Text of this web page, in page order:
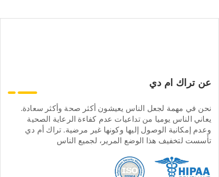
عن تراك ام دي
نحن في مهمة لجعل الناس يعيشون أكثر صحة وأكثر سعادة.
يعاني الناس يوميا من تداعيات عدم كفاءة الرعاية الصحية
وعدم إمكانية الوصول إليها وكونها غير مرضية. تراك أم دي
تأسست لتخفيف هذا الوضع المرير، لجميع الناس